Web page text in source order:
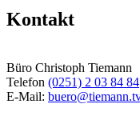
Kontakt
Büro Christoph Tiemann
Telefon (0251) 2 03 84 84
E-Mail: